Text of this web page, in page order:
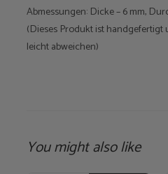
Abmessungen: Dicke – 6 mm,
(Dieses Produkt ist
leicht abweichen)
You might also like